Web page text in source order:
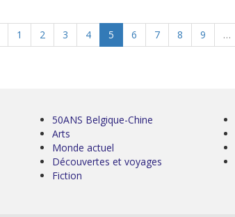
1 2 3 4 5 6 7 8 9 …
50ANS Belgique-Chine
Arts
Monde actuel
Découvertes et voyages
Fiction